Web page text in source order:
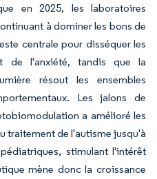
en 2025, les laboratoires
à dominer les bons de
centrale pour disséquer les
de l'anxiété, tandis que la
résout les ensembles
Les jalons de
a amélioré les
traitement de l'autisme jusqu'à
stimulant l'intérêt
mène donc la croissance